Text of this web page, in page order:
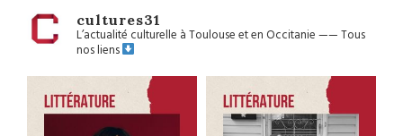
cultures31
L’actualité culturelle à Toulouse et en Occitanie——Tous
nos liens